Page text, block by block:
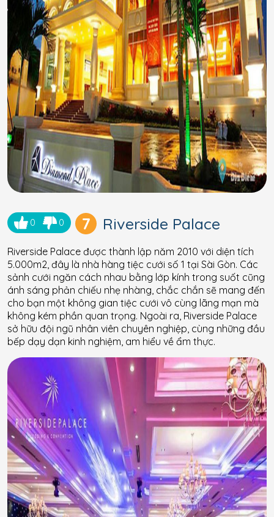
0 0 7 Riverside Palace
Riverside Palace được thành lập năm 2010 với diện tích
5.000m2, đây là nhà hàng tiệc cưới số 1 tại Sài Gòn. Các
sảnh cưới ngăn cách nhau bằng lớp kính trong suốt cũng
ánh sáng phản chiếu nhẹ nhàng, chắc chắn sẽ mang đến
cho bạn một không gian tiệc cưới vô cùng lãng mạn mà
không kém phần quan trọng. Ngoài ra, Riverside Palace
sở hữu đội ngũ nhân viên chuyên nghiệp, cùng những đầu
bếp dạy dạn kinh nghiệm, am hiểu về ẩm thực.